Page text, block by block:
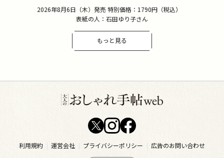
2026年8月6日（木）発売 特別価格：1790円（税込）
表紙の人：石田ゆり子さん
もっと見る
利用規約 運営会社 プライバシーポリシー 広告のお問い合わせ